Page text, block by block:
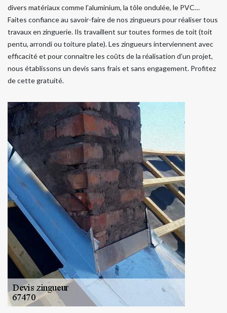
divers matériaux comme l’aluminium, la tôle ondulée, le PVC…
Faites confiance au savoir-faire de nos zingueurs pour réaliser tous
travaux en zinguerie. Ils travaillent sur toutes formes de toit (toit
pentu, arrondi ou toiture plate). Les zingueurs interviennent avec
efficacité et pour connaitre les coûts de la réalisation d’un projet,
nous établissons un devis sans frais et sans engagement. Profitez
de cette gratuité.